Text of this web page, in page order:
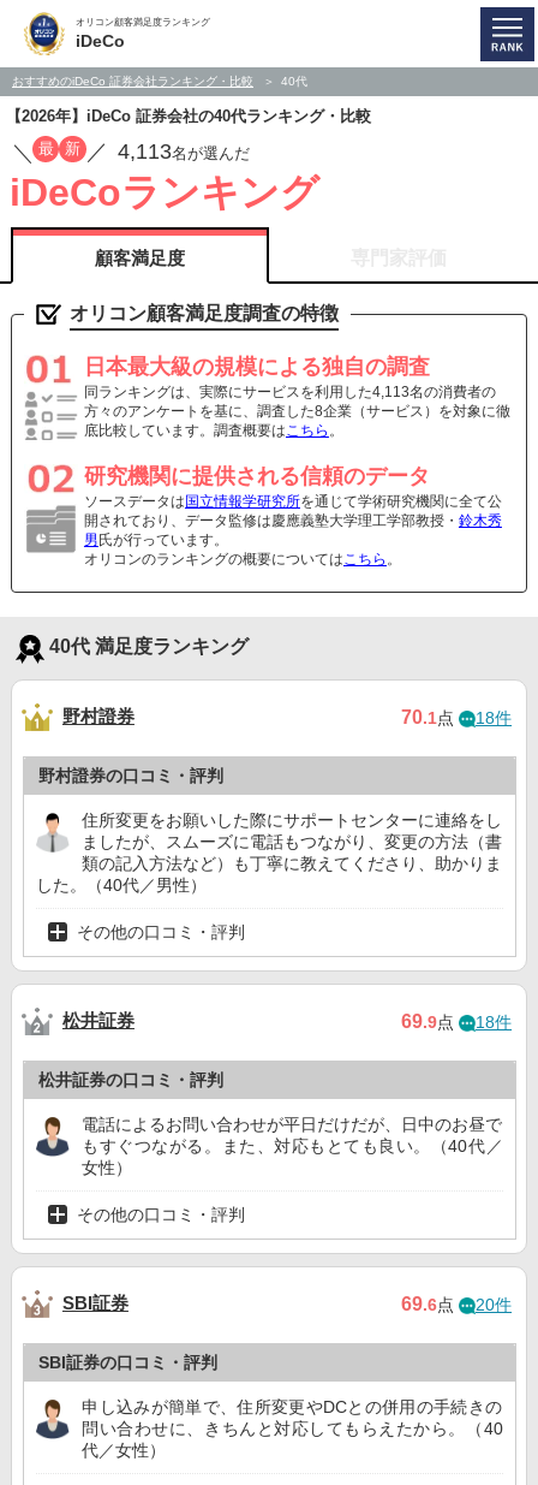
オリコン顧客満足度ランキング
iDeCo
おすすめのiDeCo 証券会社ランキング・比較 40代
【2026年】iDeCo 証券会社の40代ランキング・比較
／ 最 新 ／ 4,113名が選んだ
iDeCoランキング
顧客満足度
オリコン顧客満足度調査の特徴
日本最大級の規模による独自の調査
同ランキングは、実際にサービスを利用した4,113名の消費者の
方々のアンケートを基に、調査した8企業（サービス）を対象に徹
底比較しています。調査概要はこちら 。
研究機関に提供される信頼のデータ
ソースデータは国立情報学研究所を通じて学術研究機関に全て公
開されており、データ監修は慶應義塾大学理工学部教授・ 鈴木秀
男氏が行っています。
オリコンのランキングの概要については こちら 。
40代 満足度ランキング
野村證券 70.1点 18件
野村證券の口コミ・評判
住所変更をお願いした際にサポートセンターに連絡をし
ましたが、スムーズに電話もつながり、変更の方法（書
類の記入方法など）も丁寧に教えてくださり、助かりま
した。（40代／男性）
その他の口コミ・評判
松井証券 69.9点 18件
松井証券の口コミ・評判
電話によるお問い合わせが平日だけだが、日中のお昼で
もすぐつながる。また、対応もとても良い。（40代／
女性）
その他の口コミ・評判
SBI証券 69.6点 20件
SBI証券の口コミ・評判
申し込みが簡単で、住所変更やDCとの併用の手続きの
問い合わせに、きちんと対応してもらえたから。（40
代／女性）